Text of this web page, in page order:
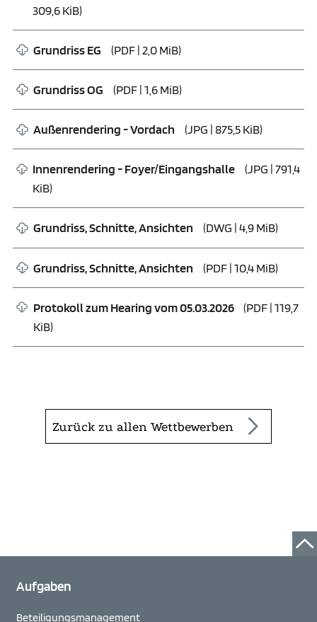
309,6 KiB)
Grundriss EG (PDF| 2,0 MiB)
Grundriss OG (PDF| 1,6 MiB)
Außenrendering - Vordach (JPG | 875,5 KiB)
Innenrendering - Foyer/Eingangshalle (JPG | 791,4
KiB)
Grundriss, Schnitte, Ansichten (DWG | 4,9 MiB)
Grundriss, Schnitte, Ansichten (PDF| 10,4 MiB)
Protokoll zum Hearing vom 05.03.2026 (PDF| 119,7
KiB)
Zurück zu allen Wettbewerben
Aufgaben
Beteiligungs­management